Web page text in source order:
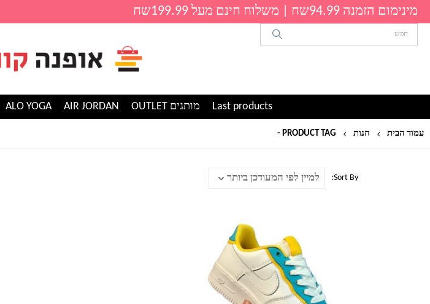
מינימום הזמנה 94.99שח | משלוח חינם מעל 199.99שח
Last products מותגים OUTLET AIR JORDAN
ALO YOGA
עמוד הבית חנות PRODUCT TAG -
Sort By: